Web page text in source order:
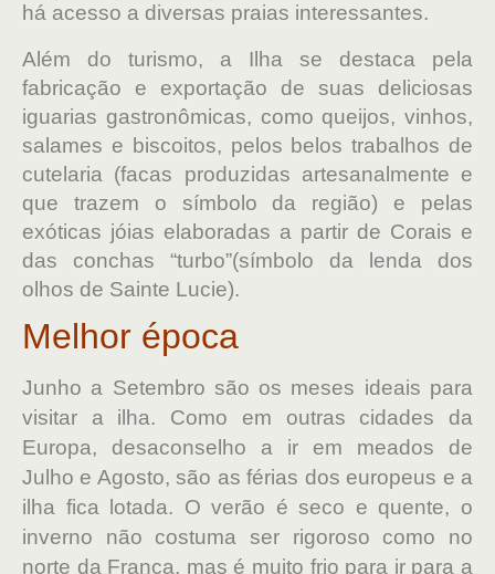
há acesso a diversas praias interessantes.
Além do turismo, a Ilha se destaca pela
fabricação e exportação de suas deliciosas
iguarias gastronômicas, como queijos, vinhos,
salames e biscoitos, pelos belos trabalhos de
cutelaria (facas produzidas artesanalmente e
que trazem o símbolo da região) e pelas
exóticas jóias elaboradas a partir de Corais e
das conchas “turbo”(símbolo da lenda dos
olhos de Sainte Lucie).
Melhor época
Junho a Setembro são os meses ideais para
visitar a ilha. Como em outras cidades da
Europa, desaconselho a ir em meados de
Julho e Agosto, são as férias dos europeus e a
ilha fica lotada. O verão é seco e quente, o
inverno não costuma ser rigoroso como no
norte da França, mas é muito frio para ir para a